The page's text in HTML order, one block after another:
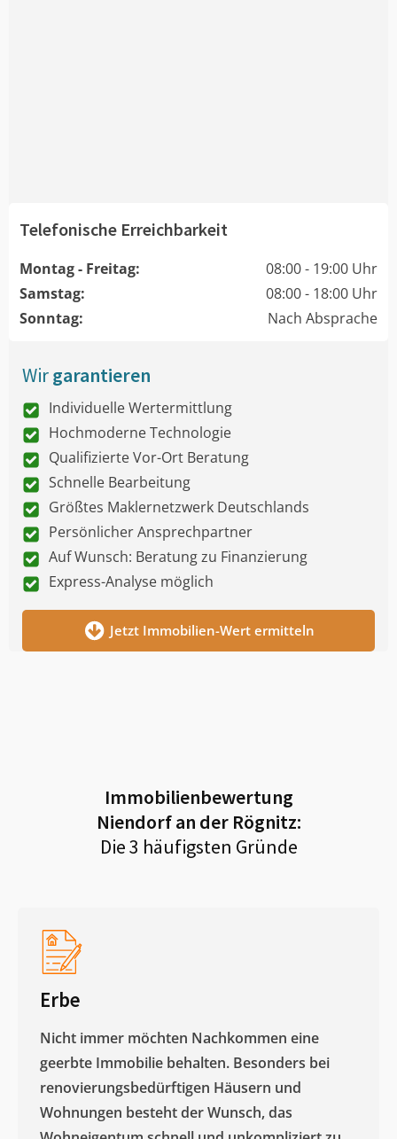
Telefonische Erreichbarkeit
Montag - Freitag:
08:00 - 19:00 Uhr
Samstag:
08:00 - 18:00 Uhr
Sonntag:
Nach Absprache
Wirgarantieren
Individuelle Wertermittlung
Hochmoderne Technologie
Qualifizierte Vor-Ort Beratung
Schnelle Bearbeitung
Größtes Maklernetzwerk Deutschlands
Persönlicher Ansprechpartner
Auf Wunsch: Beratung zu Finanzierung
Express-Analyse möglich
Jetzt Immobilien-Wert ermitteln
Immobilienbewertung
Niendorf an der Rögnitz:
Die 3 häufigsten Gründe
Erbe
Nicht immer möchten Nachkommen eine
geerbte Immobilie behalten. Besonders bei
renovierungsbedürftigen Häusern und
Wohnungen besteht der Wunsch, das